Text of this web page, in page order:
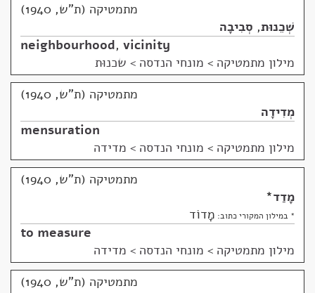
מתמטיקה (ת"ש, 1940)
שְׁכֵנוּת, סְבִיבָה
neighbourhood, vicinity
מילון מתמטיקה > מונחי הנדסה > שכנוּת
מתמטיקה (ת"ש, 1940)
מְדִידָה
mensuration
מילון מתמטיקה > מונחי הנדסה > מדידה
מתמטיקה (ת"ש, 1940)
מָדַד*
* במילון המקורי כתוב: מָדוֹד
to measure
מילון מתמטיקה > מונחי הנדסה > מדידה
מתמטיקה (ת"ש, 1940)